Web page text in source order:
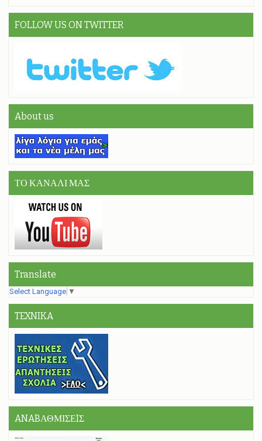
FOLLOW US ON TWITTER
About us
ΤΟ ΚΑΝΑΛΙ ΜΑΣ
Translate
Select Language ▼
TEXNIKA
ANABΑΘΜΙΣΕIΣ